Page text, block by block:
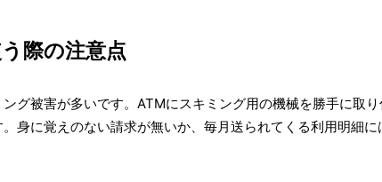
際の注意点
グ被害が多いです。ATMにスキミング用の機械を勝手に取
身に覚えのない請求が無いか、毎月送られてくる利用明細に